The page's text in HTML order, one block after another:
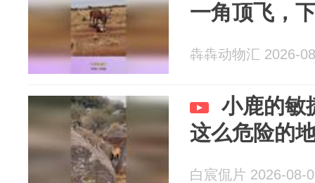
一角顶飞，
犇犇动物汇 2026-
小鹿的敏
这么危险的
白宸侃片 2026-08-